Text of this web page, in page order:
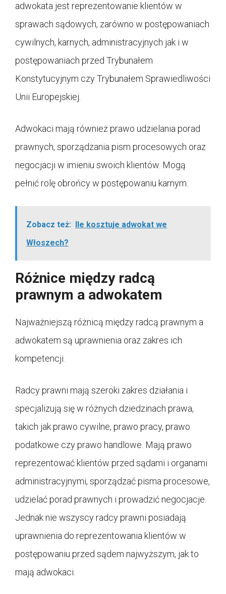
adwokata jest reprezentowanie klientów w
sprawach sądowych, zarówno w postępowaniach
cywilnych, karnych, administracyjnych jak i w
postępowaniach przed Trybunałem
Konstytucyjnym czy Trybunałem Sprawiedliwości
Unii Europejskiej.
Adwokaci mają również prawo udzielania porad
prawnych, sporządzania pism procesowych oraz
negocjacji w imieniu swoich klientów. Mogą
pełnić rolę obrońcy w postępowaniu karnym.
Zobacz też: Ile kosztuje adwokat we
Włoszech?
Różnice między radcą
prawnym a adwokatem
Najważniejszą różnicą między radcą prawnym a
adwokatem są uprawnienia oraz zakres ich
kompetencji.
Radcy prawni mają szeroki zakres działania i
specjalizują się w różnych dziedzinach prawa,
takich jak prawo cywilne, prawo pracy, prawo
podatkowe czy prawo handlowe. Mają prawo
reprezentować klientów przed sądami i organami
administracyjnymi, sporządzać pisma procesowe,
udzielać porad prawnych i prowadzić negocjacje.
Jednak nie wszyscy radcy prawni posiadają
uprawnienia do reprezentowania klientów w
postępowaniu przed sądem najwyższym, jak to
mają adwokaci.